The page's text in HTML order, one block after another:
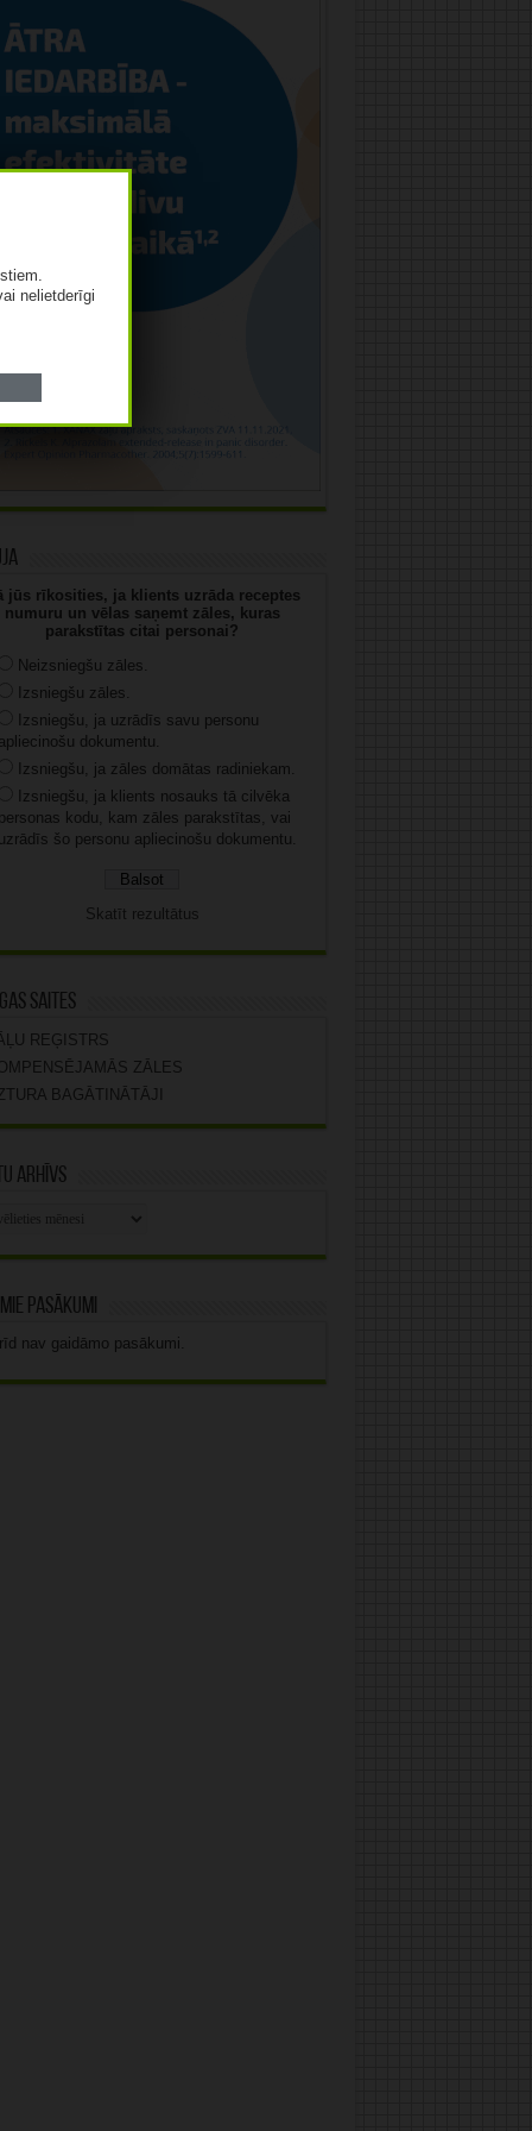
jūs rīkosities, ja klients uzrāda receptes
numuru un vēlas saņemt zāles, kuras
parakstītas citai personai?
Neizsniegšu zāles.
Izsniegšu zāles.
Izsniegšu, ja uzrādīs savu personu
dokumentu.
Izsniegšu, ja zāles domātas radiniekam.
Izsniegšu, ja klients nosauks tā cilvēka
kodu, kam zāles parakstītas, vai
šo personu apliecinošu dokumentu.
Skatīt rezultātus
saites
REĢISTRS
ZĀLES
BAGĀTINĀTĀJI
arhīvs
pasākumi
nav gaidāmo pasākumi.
nelietderīgi